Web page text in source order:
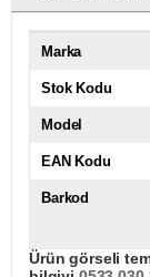
Marka
Stok Kodu
Model
EAN Kodu
Barkod
Ürün görseli